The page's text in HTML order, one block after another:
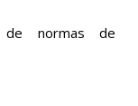
de normas de